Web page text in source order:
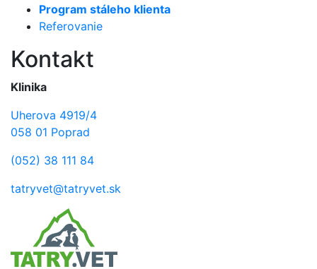
Program stáleho klienta
Referovanie
Kontakt
Klinika
Uherova 4919/4
058 01 Poprad
(052) 38 111 84
tatryvet@tatryvet.sk